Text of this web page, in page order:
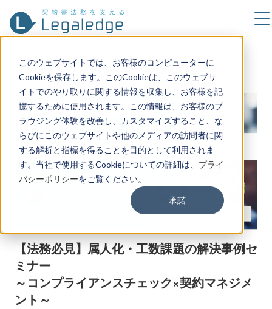
このウェブサイトでは、お客様のコンピューターに
Cookieを保存します。このCookieは、このウェブサ
イトでのやり取りに関する情報を収集し、お客様を記
憶するために使用されます。この情報は、お客様のブ
ラウジング体験を改善し、カスタマイズすること、な
らびにこのウェブサイトや他のメディアの訪問者に関
する解析と指標を得ることを目的として利用されま
す。当社で使用するCookieについての詳細は、 プライ
バシーポリシーをご覧ください。
承諾
【法務必見】属人化・工数課題の解決事例セミナー
～コンプライアンスチェック×契約マネジメント～
【法務必見】属人化・工数課題の解決事例セ
ミナー
～コンプライアンスチェック×契約マネジメ
ント～